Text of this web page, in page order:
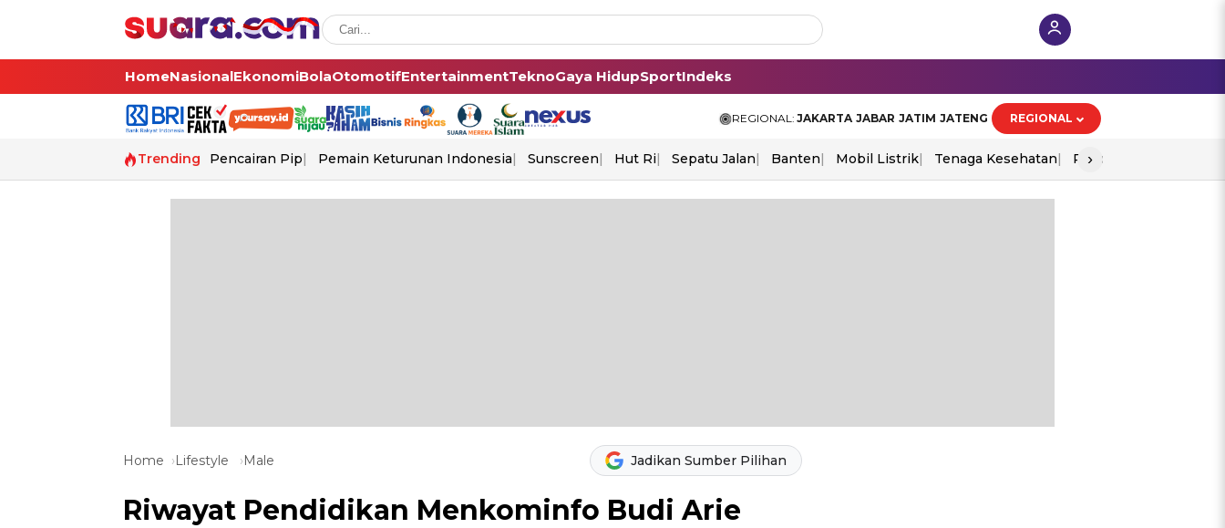
HomeNasionalEkonomiBolaOtomotifEntertainmentTeknoGaya HidupSportIndeks
REGIONAL: JAKARTA JABAR JATIM JATENG REGIONAL
Trending Pencairan Pip Pemain Keturunan Indonesia Sunscreen Hut Ri Sepatu Jalan Banten Mobil Listrik Tenaga Kesehatan Piala Aff 2026
›
Home Lifestyle Male Jadikan Sumber Pilihan
Riwayat Pendidikan Menkominfo Budi Arie